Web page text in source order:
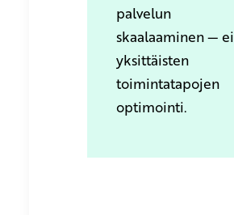
palvelun
skaalaaminen — ei
yksittäisten
toimintatapojen
optimointi.